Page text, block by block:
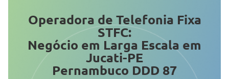
Operadora de Telefonia Fixa
STFC:
Negócio em Larga Escala em
Jucati-PE
Pernambuco DDD 87